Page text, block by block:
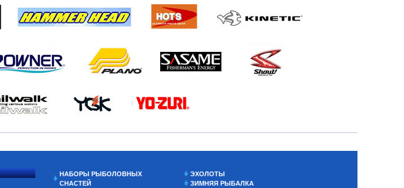
НАБОРЫ РЫБОЛОВНЫХ
СНАСТЕЙ
ЭХОЛОТЫ
ЗИМНЯЯ РЫБАЛКА